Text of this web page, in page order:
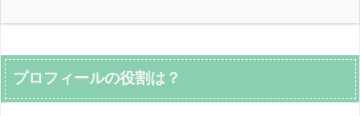
プロフィールの役割は？